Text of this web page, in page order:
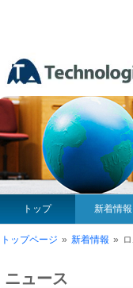
トップ 新着情報
トップページ » 新着情報 »
ニュース